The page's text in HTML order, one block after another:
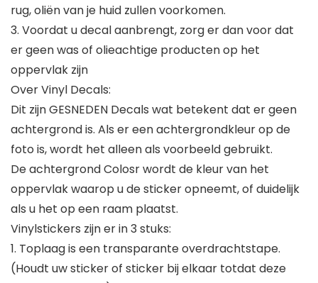
rug, oliën van je huid zullen voorkomen.
3. Voordat u decal aanbrengt, zorg er dan voor dat
er geen was of olieachtige producten op het
oppervlak zijn
Over Vinyl Decals:
Dit zijn GESNEDEN Decals wat betekent dat er geen
achtergrond is. Als er een achtergrondkleur op de
foto is, wordt het alleen als voorbeeld gebruikt.
De achtergrond Colosr wordt de kleur van het
oppervlak waarop u de sticker opneemt, of duidelijk
als u het op een raam plaatst.
Vinylstickers zijn er in 3 stuks:
1. Toplaag is een transparante overdrachtstape.
(Houdt uw sticker of sticker bij elkaar totdat deze